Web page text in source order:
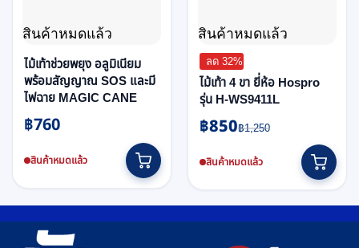
สินค้าหมดแล้ว
ไม้เท้าช่วยพยุง อลูมิเนียม
พร้อมสัญญาณ SOS และมี
ไฟฉาย MAGIC CANE
฿760
สินค้าหมดแล้ว
สินค้าหมดแล้ว
ลด 32%
ไม้เท้า 4 ขา ยี่ห้อ Hospro
รุ่น H-WS9411L
฿1,250
Original
was:
฿850
Current
is:สินค้าหมดแล้ว